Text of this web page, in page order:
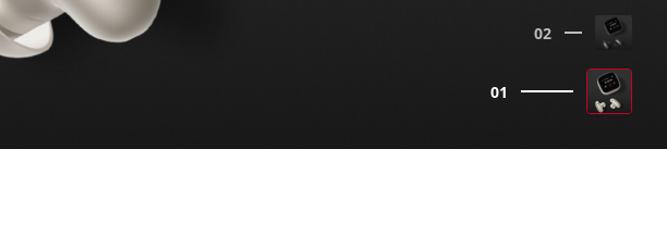
01
02